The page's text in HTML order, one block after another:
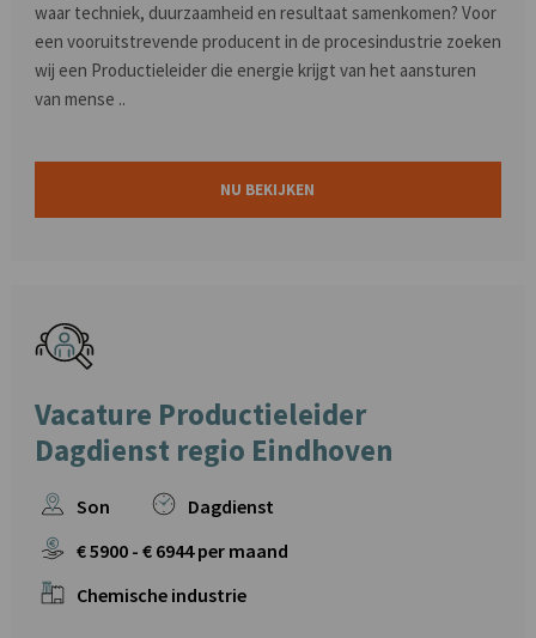
waar techniek, duurzaamheid en resultaat samenkomen? Voor
een vooruitstrevende producent in de procesindustrie zoeken
wij een Productieleider die energie krijgt van het aansturen
van mense ..
NU BEKIJKEN
Vacature Productieleider
Dagdienst regio Eindhoven
Son
Dagdienst
€5900 - € 6944per maand
Chemische industrie